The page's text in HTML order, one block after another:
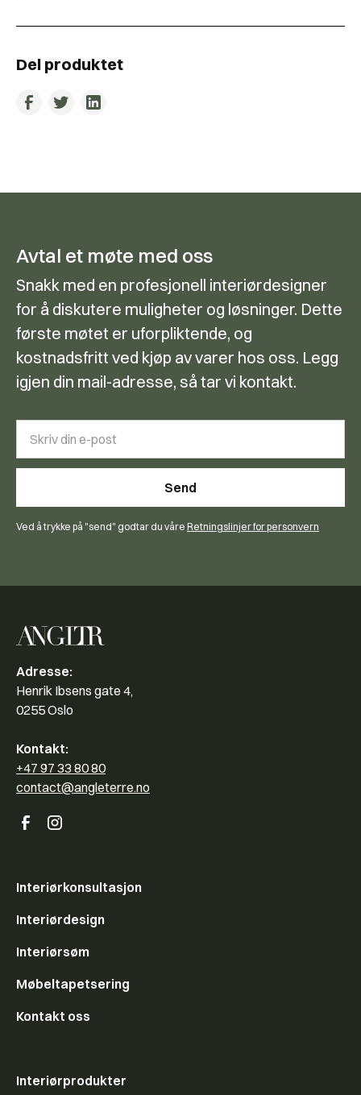
Del produktet
Avtal et møte med oss
Snakk med en profesjonell interiørdesigner
for å diskutere muligheter og løsninger. Dette
første møtet er uforpliktende, og
kostnadsfritt ved kjøp av varer hos oss. Legg
igjen din mail-adresse, så tar vi kontakt.
Ved å trykke på "send" godtar du våre Retningslinjer for personvern
Adresse:
Henrik Ibsens gate 4,
0255 Oslo
Kontakt:
+47 97 33 80 80
contact@angleterre.no
Interiørkonsultasjon
Interiørdesign
Interiørsøm
Møbeltapetsering
Kontakt oss
Interiørprodukter